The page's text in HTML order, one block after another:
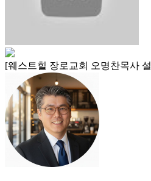
[웨스트힐 장로교회 오명찬목사